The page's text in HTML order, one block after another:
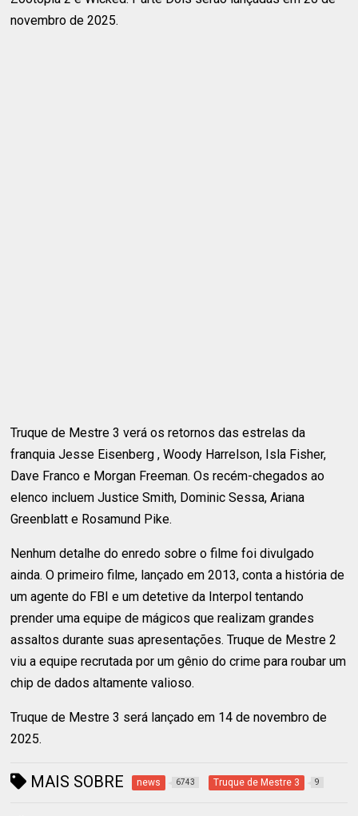
novembro de 2025.
Truque de Mestre 3 verá os retornos das estrelas da
franquia Jesse Eisenberg , Woody Harrelson, Isla Fisher,
Dave Franco e Morgan Freeman. Os recém-chegados ao
elenco incluem Justice Smith, Dominic Sessa, Ariana
Greenblatt e Rosamund Pike.
Nenhum detalhe do enredo sobre o filme foi divulgado
ainda. O primeiro filme, lançado em 2013, conta a história de
um agente do FBI e um detetive da Interpol tentando
prender uma equipe de mágicos que realizam grandes
assaltos durante suas apresentações. Truque de Mestre 2
viu a equipe recrutada por um gênio do crime para roubar um
chip de dados altamente valioso.
Truque de Mestre 3 será lançado em 14 de novembro de
2025.
MAIS SOBRE news 6743 Truque de Mestre 3 9